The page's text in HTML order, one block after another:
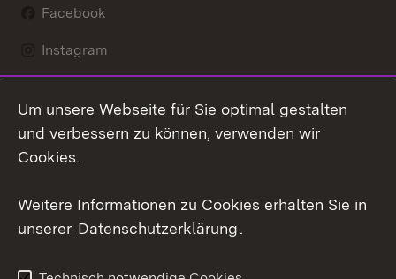
Facebook
Instagram
Mastodon
Youtube
Kontakt
Datenschutz
Um unsere Webseite für Sie optimal gestalten
und verbessern zu können, verwenden wir
Cookies.
Weitere Informationen zu Cookies erhalten Sie in
unserer Datenschutzerklärung.